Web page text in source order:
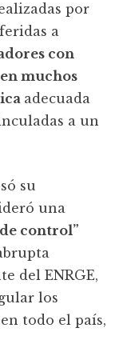
por
a
con
muchos
adecuada
a un
su
una
control”
del ENRGE,
los
todo el país,